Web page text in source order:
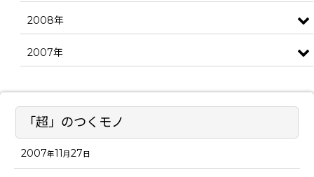
「超」のつくモノ
2007年11月27日
2008年
2007年